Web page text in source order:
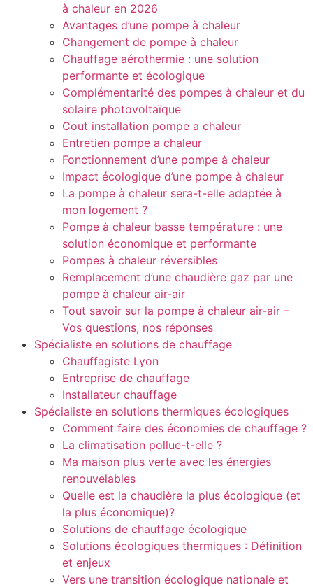
à chaleur en 2026
Avantages d’une pompe à chaleur
Changement de pompe à chaleur
Chauffage aérothermie : une solution
performante et écologique
Complémentarité des pompes à chaleur et du
solaire photovoltaïque
Cout installation pompe a chaleur
Entretien pompe a chaleur
Fonctionnement d’une pompe à chaleur
Impact écologique d’une pompe à chaleur
La pompe à chaleur sera-t-elle adaptée à
mon logement ?
Pompe à chaleur basse température : une
solution économique et performante
Pompes à chaleur réversibles
Remplacement d’une chaudière gaz par une
pompe à chaleur air-air
Tout savoir sur la pompe à chaleur air‑air –
Vos questions, nos réponses
Spécialiste en solutions de chauffage
Chauffagiste Lyon
Entreprise de chauffage
Installateur chauffage
Spécialiste en solutions thermiques écologiques
Comment faire des économies de chauffage ?
La climatisation pollue-t-elle ?
Ma maison plus verte avec les énergies
renouvelables
Quelle est la chaudière la plus écologique (et
la plus économique)?
Solutions de chauffage écologique
Solutions écologiques thermiques : Définition
et enjeux
Vers une transition écologique nationale et